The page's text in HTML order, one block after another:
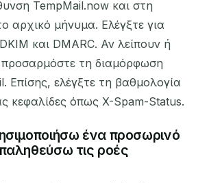
TempMail.now και στη
αρχικό μήνυμα. Ελέγξτε για
και DMARC. Αν λείπουν ή
τη διαμόρφωση
Επίσης, ελέγξτε τη βαθμολογία
κεφαλίδες όπως X-Spam-Status.
ένα προσωρινό
τις ροές